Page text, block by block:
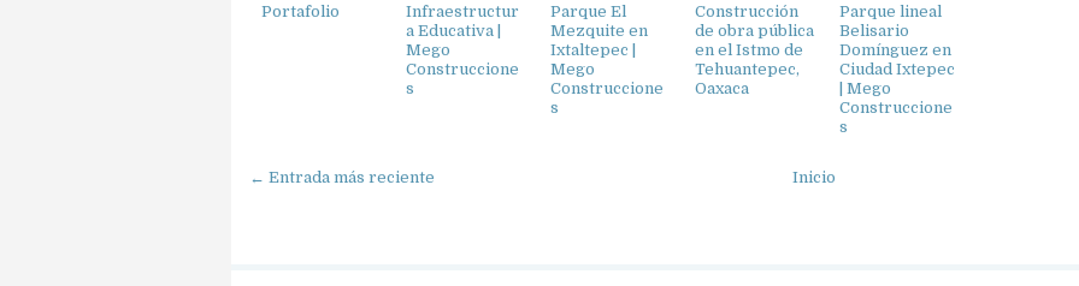
Portafolio
Infraestructur
a Educativa |
Mego
Construccione
s
Parque El
Mezquite en
Ixtaltepec |
Mego
Construccione
s
Construcción
de obra pública
en el Istmo de
Tehuantepec,
Oaxaca
Parque lineal
Belisario
Domínguez en
Ciudad Ixtepec
| Mego
Construccione
s
← Entrada más reciente Inicio